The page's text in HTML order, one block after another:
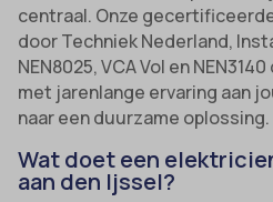
centraal. Onze
door Techniek Nederland,
NEN8025, VCA Vol en
met jarenlange ervaring aan
naar een duurzame oplossing.
Wat doet een
aan den Ijssel?